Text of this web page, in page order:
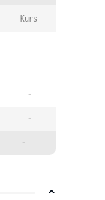
Kurs
-
-
-